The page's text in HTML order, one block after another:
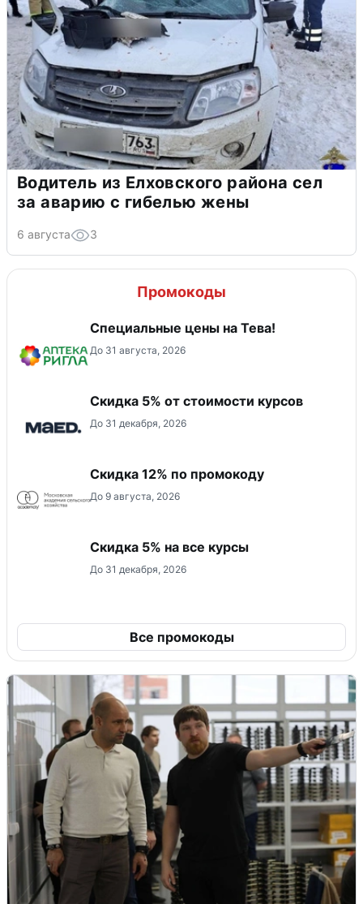
Водитель из Елховского района сел
за аварию с гибелью жены
6 августа 3
Промокоды
Специальные цены на Тева!
До 31 августа, 2026
Скидка 5% от стоимости курсов
До 31 декабря, 2026
Скидка 12% по промокоду
До 9 августа, 2026
Скидка 5% на все курсы
До 31 декабря, 2026
Все промокоды